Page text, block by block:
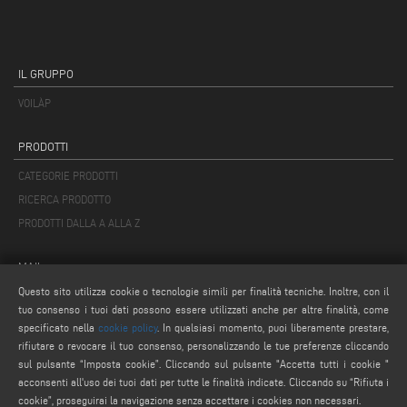
IL GRUPPO
VOILÀP
PRODOTTI
CATEGORIE PRODOTTI
RICERCA PRODOTTO
PRODOTTI DALLA A ALLA Z
MAIL
info@keraglass.com
webmaster@emmegi.com
SEGUICI
Questo sito utilizza cookie o tecnologie simili per finalità tecniche. Inoltre, con il
tuo consenso i tuoi dati possono essere utilizzati anche per altre finalità, come
specificato nella cookie policy. In qualsiasi momento, puoi liberamente prestare,
rifiutare o revocare il tuo consenso, personalizzando le tue preferenze cliccando
sul pulsante “Imposta cookie”. Cliccando sul pulsante "Accetta tutti i cookie "
acconsenti all'uso dei tuoi dati per tutte le finalità indicate. Cliccando su “Rifiuta i
cookie”, proseguirai la navigazione senza accettare i cookies non necessari.